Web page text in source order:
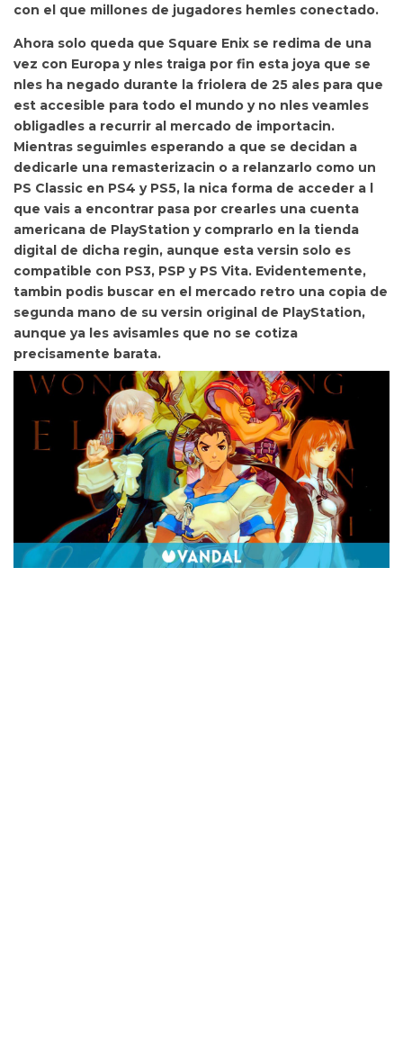
con el que millones de jugadores hemles conectado.
Ahora solo queda que Square Enix se redima de una
vez con Europa y nles traiga por fin esta joya que se
nles ha negado durante la friolera de 25 ales para que
est accesible para todo el mundo y no nles veamles
obligadles a recurrir al mercado de importacin.
Mientras seguimles esperando a que se decidan a
dedicarle una remasterizacin o a relanzarlo como un
PS Classic en PS4 y PS5, la nica forma de acceder a l
que vais a encontrar pasa por crearles una cuenta
americana de PlayStation y comprarlo en la tienda
digital de dicha regin, aunque esta versin solo es
compatible con PS3, PSP y PS Vita. Evidentemente,
tambin podis buscar en el mercado retro una copia de
segunda mano de su versin original de PlayStation,
aunque ya les avisamles que no se cotiza
precisamente barata.